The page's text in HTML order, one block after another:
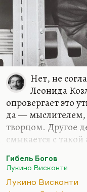
Нет, не
Леонида
опровергает это
да —
творцом. Другое
смыкается с
это менее
менее
Гибель Богов
Лукино Висконти
Лукино Висконти